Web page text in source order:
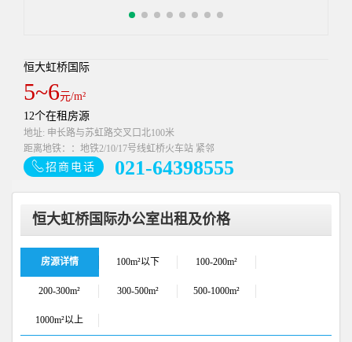
恒大虹桥国际
5~6元/m²
12个在租房源
地址: 申长路与苏虹路交叉口北100米
距离地铁：：地铁2/10/17号线虹桥火车站 紧邻
招商电话 021-64398555
恒大虹桥国际办公室出租及价格
房源详情 100m²以下 100-200m²
200-300m² 300-500m² 500-1000m²
1000m²以上